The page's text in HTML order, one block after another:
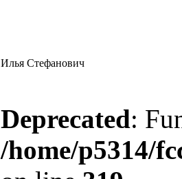
Илья Стефанович
Deprecated:
/home/p5314/